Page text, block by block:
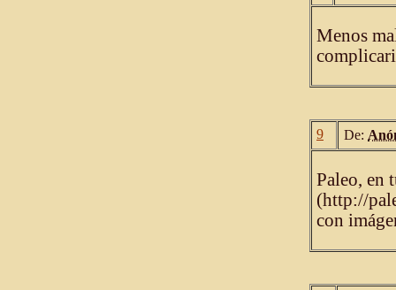
Menos
9 De:
Paleo, en
(http://
con